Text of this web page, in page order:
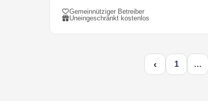
o
n
e
Gemeinnütziger Betreiber
Uneingeschränkt kostenlos
‹ 1 …